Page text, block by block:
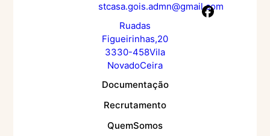
stcasa.gois.admn@gmail.com
Rua das
Figueirinhas, 20
3330 - 458 Vila
Nova do Ceira
Documentação
Recrutamento
Quem Somos